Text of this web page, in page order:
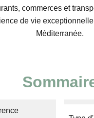
commerces et
de vie
Méditerranée.